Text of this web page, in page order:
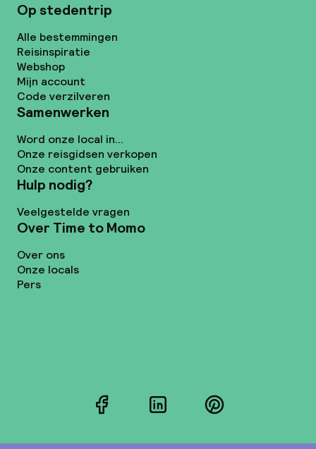
Op stedentrip
Alle bestemmingen
Reisinspiratie
Webshop
Mijn account
Code verzilveren
Samenwerken
Word onze local in...
Onze reisgidsen verkopen
Onze content gebruiken
Hulp nodig?
Veelgestelde vragen
Over Time to Momo
Over ons
Onze locals
Pers
FacebookLinkedInPinterest